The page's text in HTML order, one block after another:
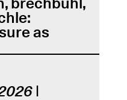
as
|